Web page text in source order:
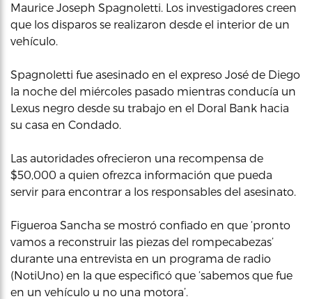
Maurice Joseph Spagnoletti. Los investigadores creen
que los disparos se realizaron desde el interior de un
vehículo.
Spagnoletti fue asesinado en el expreso José de Diego
la noche del miércoles pasado mientras conducía un
Lexus negro desde su trabajo en el Doral Bank hacia
su casa en Condado.
Las autoridades ofrecieron una recompensa de
$50,000 a quien ofrezca información que pueda
servir para encontrar a los responsables del asesinato.
Figueroa Sancha se mostró confiado en que ‘pronto
vamos a reconstruir las piezas del rompecabezas’
durante una entrevista en un programa de radio
(NotiUno) en la que especificó que ‘sabemos que fue
en un vehículo u no una motora’.